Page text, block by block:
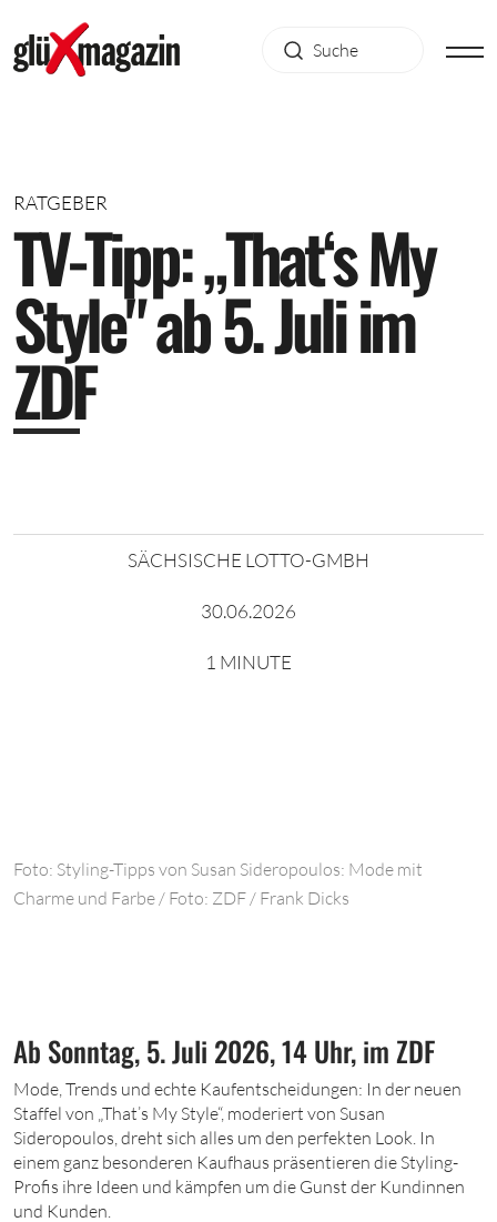
RATGEBER
TV-Tipp:„That‘sMy
Style"ab5.Juliim
ZDF
SÄCHSISCHE LOTTO-GMBH
30.06.2026
1 MINUTE
Foto: Styling-Tipps von Susan Sideropoulos: Mode mit
Charme und Farbe / Foto: ZDF / Frank Dicks
Ab Sonntag, 5. Juli 2026, 14 Uhr, im ZDF
Mode, Trends und echte Kaufentscheidungen: In der neuen
Staffel von „That’s My Style“, moderiert von Susan
Sideropoulos, dreht sich alles um den perfekten Look. In
einem ganz besonderen Kaufhaus präsentieren die Styling-
Profis ihre Ideen und kämpfen um die Gunst der Kundinnen
und Kunden.